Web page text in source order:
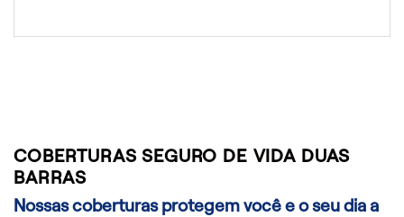
COBERTURAS SEGURO DE VIDA DUAS
BARRAS
Nossas coberturas protegem você e o seu dia a